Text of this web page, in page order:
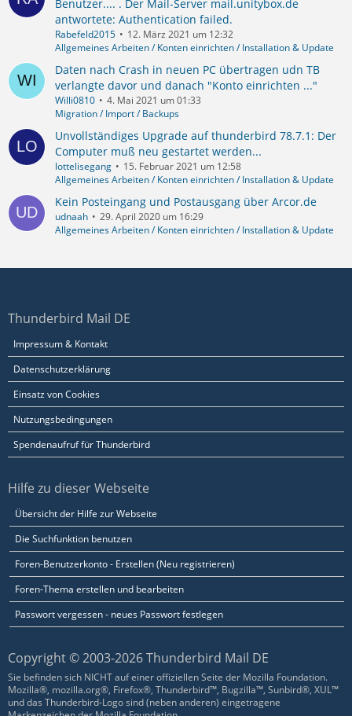
Benutzer.... . Der Mail-Server mail.unitybox.de
antwortete: Authentication failed.
Rabefeld2015
12. März 2021 um 12:32
Allgemeines Arbeiten / Konten einrichten / Installation & Update
Daten nach Crash in neuen PC übertragen udn TB
verlangte davor und danach "Konto einrichten ..."
Willi0810
4. Mai 2021 um 01:33
Migration / Import / Backups
Unvollständiges Upgrade auf thunderbird 78.7.1: Der
Computer muß neu gestartet werden...
lottelisegang
15. Februar 2021 um 12:58
Allgemeines Arbeiten / Konten einrichten / Installation & Update
Kein Posteingang und Postausgang über Arcor.de
udnaah
29. April 2020 um 16:29
Allgemeines Arbeiten / Konten einrichten / Installation & Update
Thunderbird Mail DE
Impressum & Kontakt
Datenschutzerklärung
Einsatz von Cookies
Nutzungsbedingungen
Spendenaufruf für Thunderbird
Hilfe zu dieser Webseite
Übersicht der Hilfe zur Webseite
Die Suchfunktion benutzen
Foren-Benutzerkonto - Erstellen (Neu registrieren)
Foren-Thema erstellen und bearbeiten
Passwort vergessen - neues Passwort festlegen
Copyright © 2003-2026 Thunderbird Mail DE
Sie befinden sich NICHT auf einer offiziellen Seite der Mozilla Foundation.
Mozilla®, mozilla.org®, Firefox®, Thunderbird™, Bugzilla™, Sunbird®, XUL™
und das Thunderbird-Logo sind (neben anderen) eingetragene